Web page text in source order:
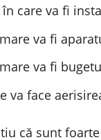
care va fi
va fi
va fi
va face
că sunt